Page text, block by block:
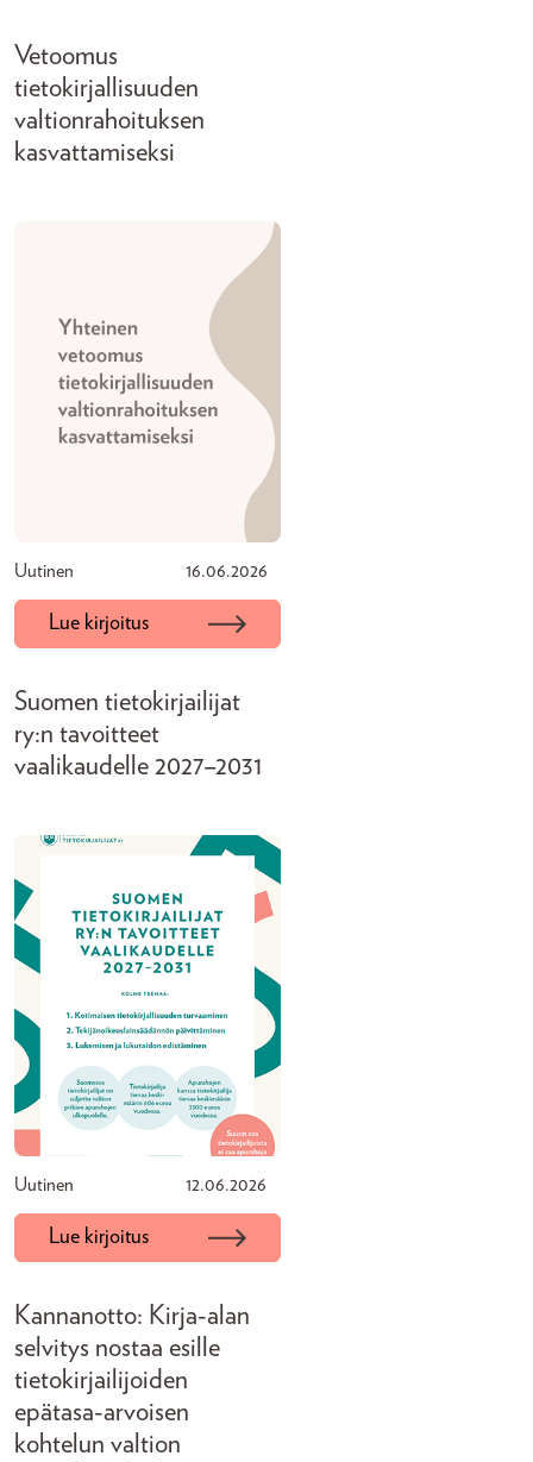
Vetoomus
tietokirjallisuuden
valtionrahoituksen
kasvattamiseksi
Uutinen 16.06.2026
Lue kirjoitus
Suomen tietokirjailijat
ry:n tavoitteet
vaalikaudelle 2027–2031
Uutinen 12.06.2026
Lue kirjoitus
Kannanotto: Kirja-alan
selvitys nostaa esille
tietokirjailijoiden
epätasa-arvoisen
kohtelun valtion